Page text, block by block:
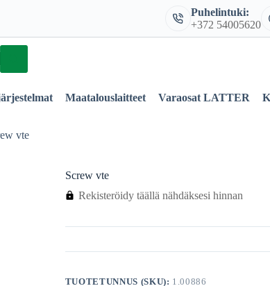
Puhelintuki:
+372 54005620
Maatalouslaitteet Varaosat LATTER
vte
Screw vte
Rekisteröidy täällä nähdäksesi hinnan
TUOTETUNNUS (SKU): 1.00886